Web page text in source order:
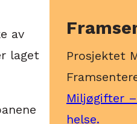
av
laget
Prosjektet
Miljøgifter
helse.